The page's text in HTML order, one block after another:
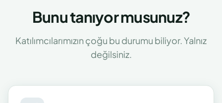
Bunu tanıyor musunuz?
Katılımcılarımızın çoğu bu durumu biliyor. Yalnız
değilsiniz.